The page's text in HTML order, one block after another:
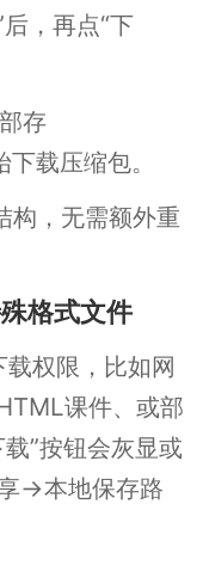
，再点“下
存
载压缩包。
，无需额外重
格式文件
权限，比如网
课件、或部
”按钮会灰显或
→本地保存路